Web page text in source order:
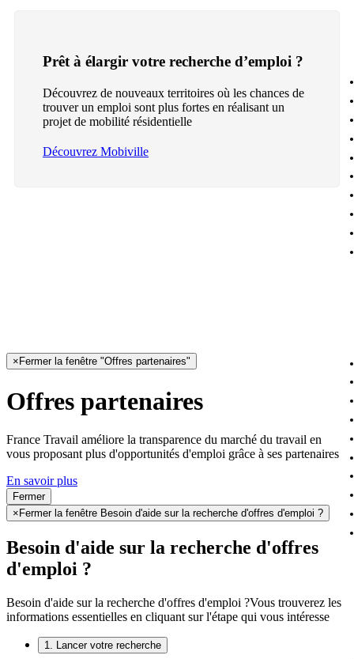
Prêt à élargir votre recherche d’emploi ?
Découvrez de nouveaux territoires où les chances de
trouver un emploi sont plus fortes en réalisant un
projet de mobilité résidentielle
Découvrez Mobiville
× Fermer la fenêtre "Offres partenaires"
Offres partenaires
France Travail améliore la transparence du marché du travail en
vous proposant plus d'opportunités d'emploi grâce à ses partenaires
En savoir plus
Fermer
× Fermer la fenêtre Besoin d'aide sur la recherche d'offres d'emploi ?
Besoin d'aide sur la recherche d'offres
d'emploi ?
Besoin d'aide sur la recherche d'offres d'emploi ?Vous trouverez les
informations essentielles en cliquant sur l'étape qui vous intéresse
1. Lancer votre recherche